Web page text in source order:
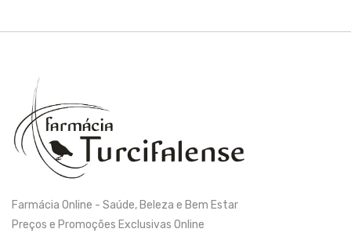
Farmácia Online - Saúde, Beleza e Bem Estar
Preços e Promoções Exclusivas Online